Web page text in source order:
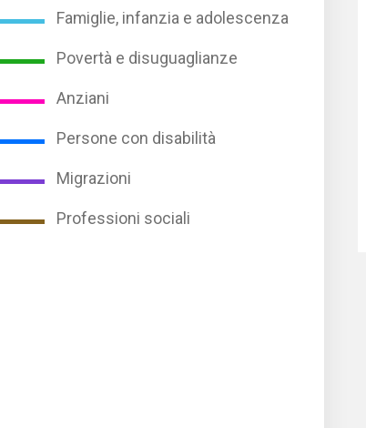
Famiglie, infanzia e adolescenza
Povertà e disuguaglianze
Anziani
Persone con disabilità
Migrazioni
Professioni sociali